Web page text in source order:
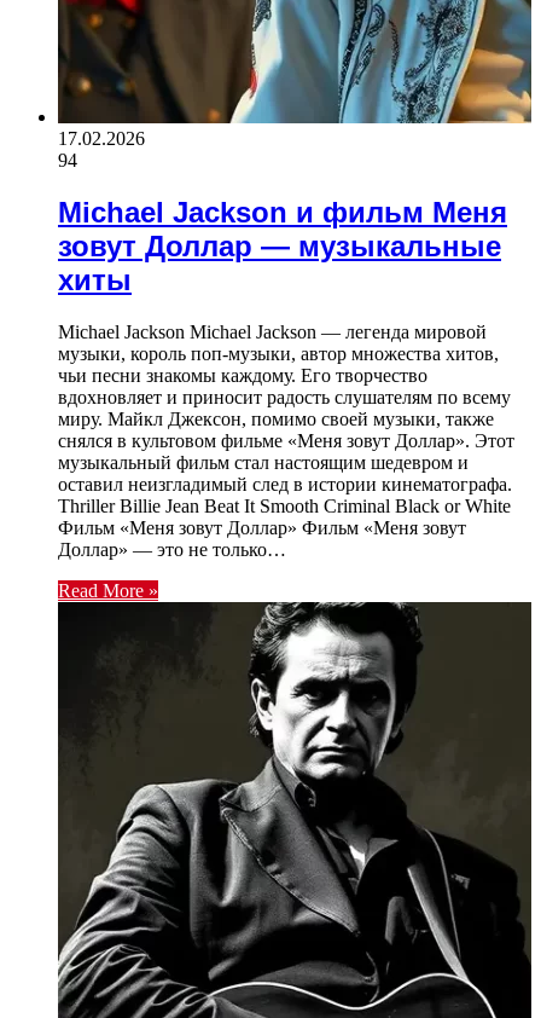
17.02.2026
94
Michael Jackson и фильм Меня
зовут Доллар — музыкальные
хиты
Michael Jackson Michael Jackson — легенда мировой
музыки, король поп-музыки, автор множества хитов,
чьи песни знакомы каждому. Его творчество
вдохновляет и приносит радость слушателям по всему
миру. Майкл Джексон, помимо своей музыки, также
снялся в культовом фильме «Меня зовут Доллар». Этот
музыкальный фильм стал настоящим шедевром и
оставил неизгладимый след в истории кинематографа.
Thriller Billie Jean Beat It Smooth Criminal Black or White
Фильм «Меня зовут Доллар» Фильм «Меня зовут
Доллар» — это не только…
Read More »